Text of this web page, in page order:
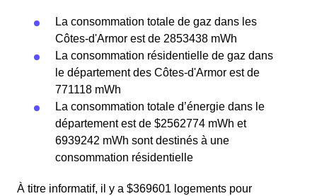
La consommation totale de gaz dans les
Côtes-d'Armor est de 2853438 mWh
La consommation résidentielle de gaz dans
le département des Côtes-d'Armor est de
771118 mWh
La consommation totale d’énergie dans le
département est de $2562774 mWh et
6939242 mWh sont destinés à une
consommation résidentielle
À titre informatif, il y a $369601 logements pour